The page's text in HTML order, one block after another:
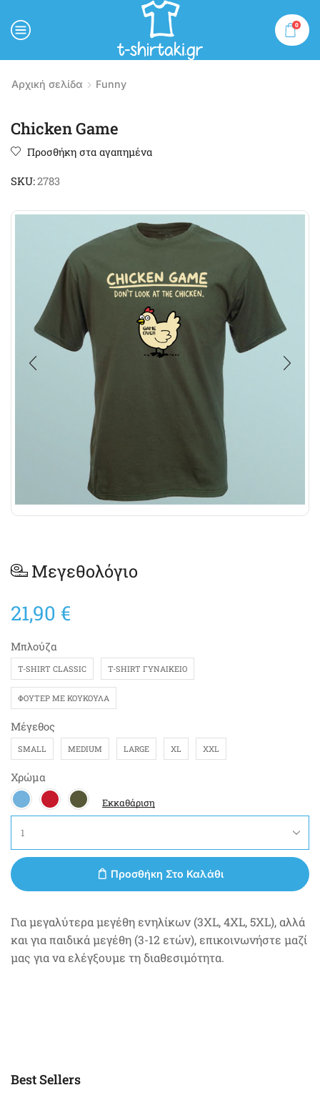
0
Αρχική σελίδα Funny
Chicken Game
Προσθήκη στα αγαπημένα
SKU:2783
Μεγεθολόγιο
21,90 €
Μπλούζα
T-SHIRT CLASSIC T-SHIRT ΓΥΝΑΙΚΕΊΟ
ΦΟΎΤΕΡ ΜΕ ΚΟΥΚΟΎΛΑ
Μέγεθος
SMALL MEDIUM LARGE XL XXL
Χρώμα
Εκκαθάριση
Προσθήκη Στο Καλάθι
Για μεγαλύτερα μεγέθη ενηλίκων (3XL, 4XL, 5XL), αλλά
και για παιδικά μεγέθη (3-12 ετών), επικοινωνήστε μαζί
μας για να ελέγξουμε τη διαθεσιμότητα.
Best Sellers